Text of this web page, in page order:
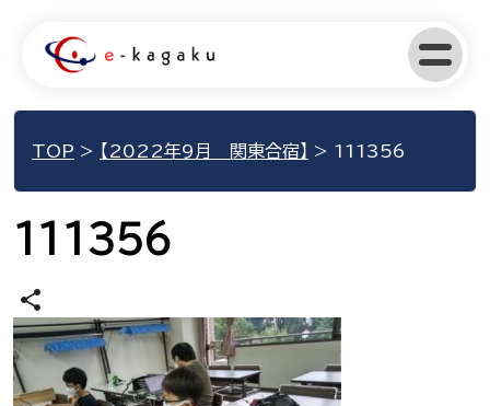
TOP > 【2022年9月 関東合宿】 > 111356
111356
share